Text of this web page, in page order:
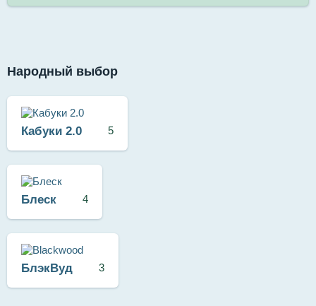
Народный выбор
Кабуки 2.0 5
Блеск 4
БлэкВуд 3